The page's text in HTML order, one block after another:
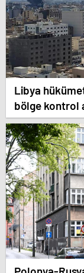
Libya
bölge kontrol